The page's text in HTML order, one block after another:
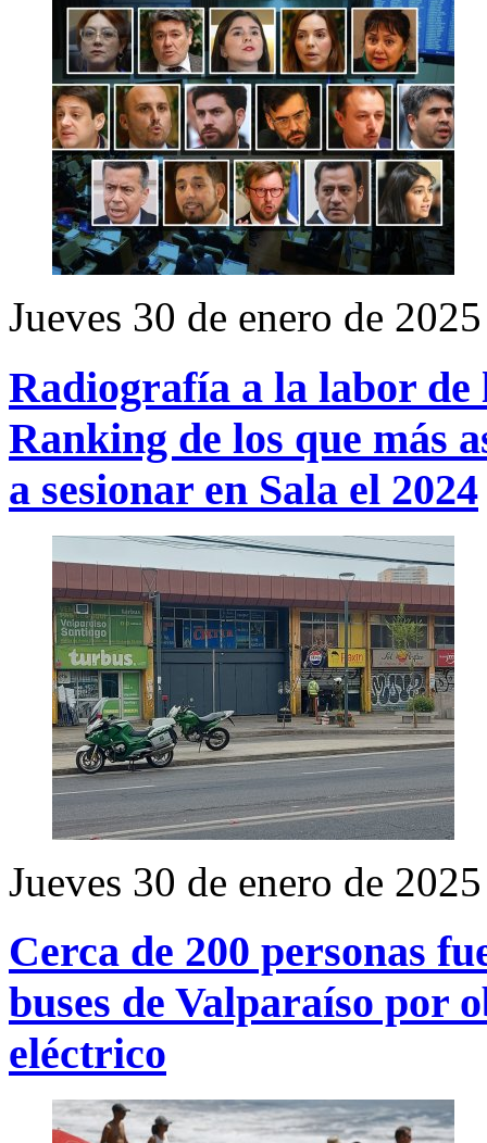
Jueves 30 de enero de 2025
Radiografía a la labor de
Ranking de los que más
a sesionar en Sala el 2024
Jueves 30 de enero de 2025
Cerca de 200 personas
buses de Valparaíso por
eléctrico